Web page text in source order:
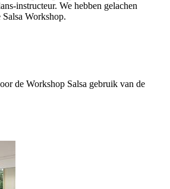
instructeur. We hebben gelachen
Workshop.
de Workshop Salsa gebruik van de